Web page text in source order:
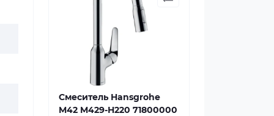
Смеситель Hansgrohe
M42 M429-H220 71800000